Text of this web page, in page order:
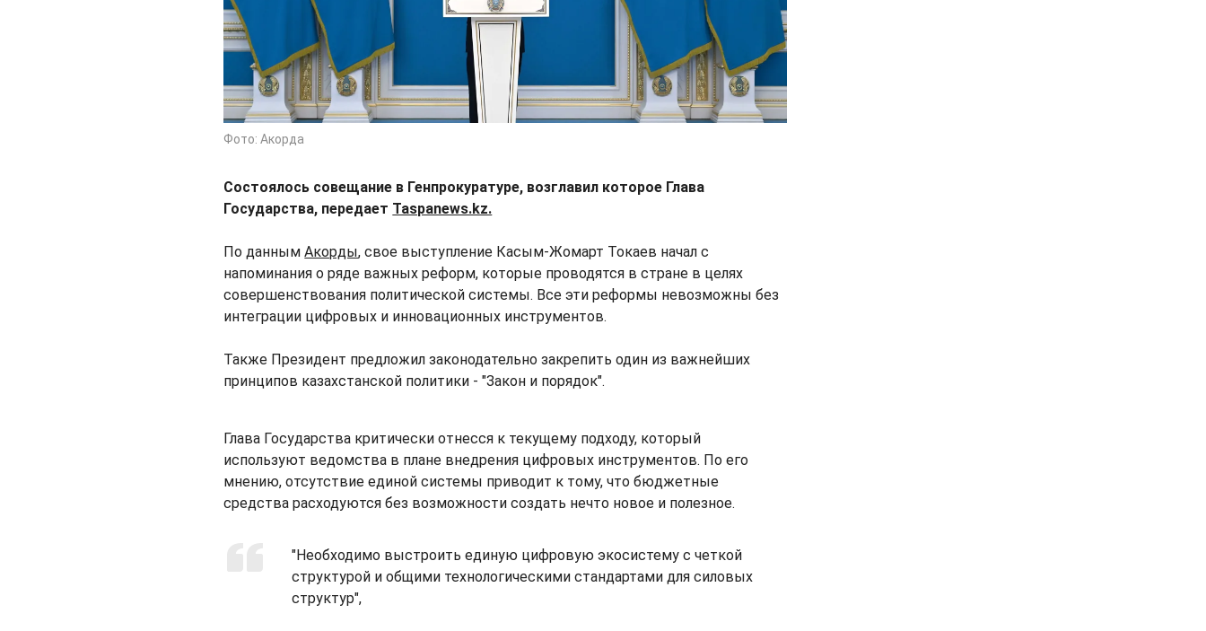
Фото: Акорда
Состоялось совещание в Генпрокуратуре, возглавил которое Глава
Государства, передает Taspanews.kz.
По даннымАкорды, свое выступление Касым-Жомарт Токаев начал с
напоминания о ряде важных реформ, которые проводятся в стране в целях
совершенствования политической системы. Все эти реформы невозможны без
интеграции цифровых и инновационных инструментов.
Также Президент предложил законодательно закрепить один из важнейших
принципов казахстанской политики - "Закон и порядок".
Глава Государства критически отнесся к текущему подходу, который
используют ведомства в плане внедрения цифровых инструментов. По его
мнению, отсутствие единой системы приводит к тому, что бюджетные
средства расходуются без возможности создать нечто новое и полезное.
"Необходимо выстроить единую цифровую экосистему с четкой
структурой и общими технологическими стандартами для силовых
структур",